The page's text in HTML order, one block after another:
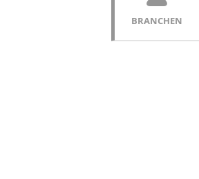
BRANCHEN